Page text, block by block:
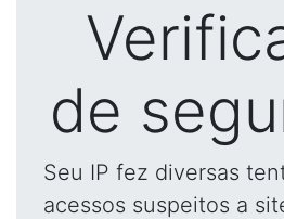
de
Seu IP fez diversas
acessos suspeitos a